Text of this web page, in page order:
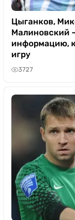
Цыганков,
Малиновский
информацию,
игру
3727